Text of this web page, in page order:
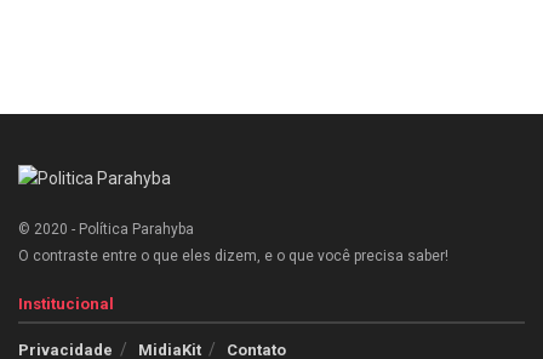
© 2020 - Política Parahyba
O contraste entre o que eles dizem, e o que você precisa saber!
Institucional
Privacidade MidiaKit Contato